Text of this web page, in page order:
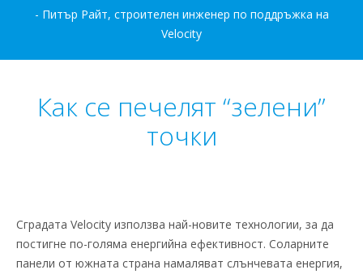
- Питър Райт, строителен инженер по поддръжка на
Velocity
Как се печелят “зелени”
точки
Сградата Velocity използва най-новите технологии, за да
постигне по-голяма енергийна ефективност. Соларните
панели от южната страна намаляват слънчевата енергия,